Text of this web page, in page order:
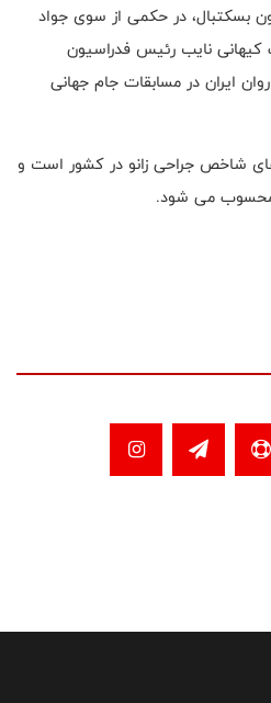
بسکتبال، در حکمی از سوی جواد
نایب رئیس فدراسیون
ایران در مسابقات جام جهانی
شاخص جراحی زانو در کشور است ‌و
محسوب می شود.